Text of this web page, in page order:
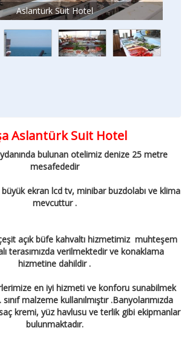
Aslantürk Suit Hotel
Aslantürk Suit Hotel
bulunan otelimiz denize 25 metre
mesafededir
büyük ekran lcd tv, minibar buzdolabı ve klima
mevcuttur .
açık büfe kahvaltı hizmetimiz muhteşem
terasımızda verilmektedir ve konaklama
hizmetine dahildir .
en iyi hizmeti ve konforu sunabilmek
malzeme kullanılmıştır .Banyolarımızda
kremi, yüz havlusu ve terlik gibi ekipmanlar
bulunmaktadır.